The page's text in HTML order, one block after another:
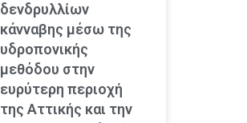
δενδρυλλίων
κάνναβης μέσω της
υδροπονικής
μεθόδου στην
ευρύτερη περιοχή
της Αττικής και την